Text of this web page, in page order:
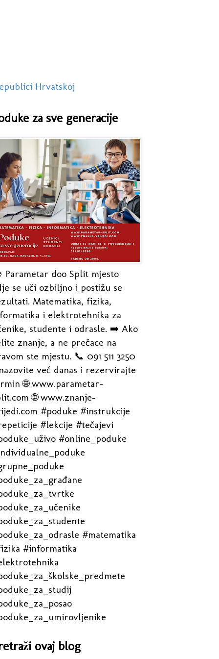
Hrvatskoj
za sve generacije
Parametar doo Split mjesto
se uči ozbiljno i postižu se
Matematika, fizika,
i elektrotehnika za
studente i odrasle. ➡️ Ako
znanje, a ne prečace na
ste mjestu. 📞 091 511 3250
već danas i rezervirajte
🌐 www.parametar-
🌐 www.znanje-
#poduke #instrukcije
#lekcije #tečajevi
#online_poduke
#matematika
#informatika
ovaj blog